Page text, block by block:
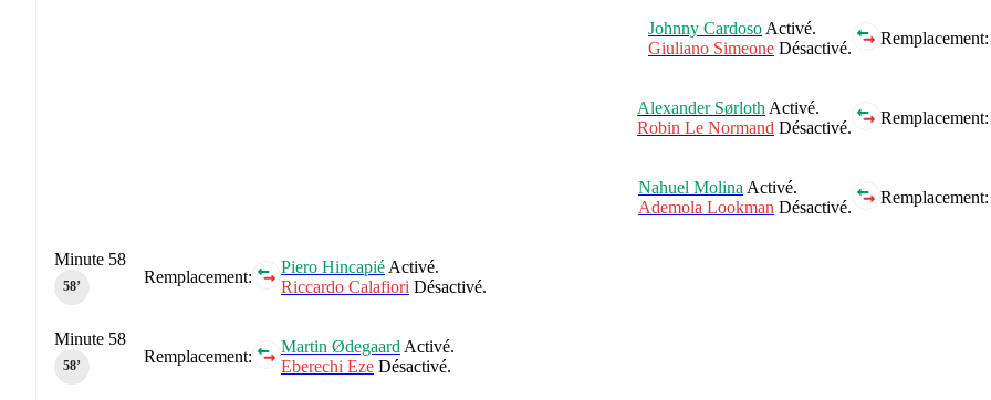
Remplacement:
Johnny Cardoso Activé.
Giuliano Simeone Désactivé.
Remplacement:
Alexander Sørloth Activé.
Robin Le Normand Désactivé.
Remplacement:
Nahuel Molina Activé.
Ademola Lookman Désactivé.
Remplacement:
Piero Hincapié Activé.
Riccardo Calafiori Désactivé.
Minute 58
58‎’‎
Remplacement:
Martin Ødegaard Activé.
Eberechi Eze Désactivé.
Minute 58
58‎’‎